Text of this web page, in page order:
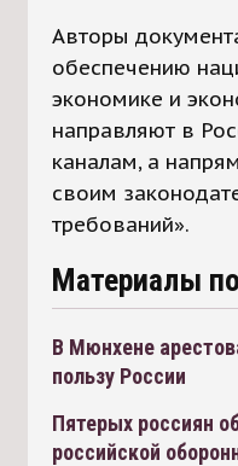
Авторы
обеспечению
экономике и
направляют в
каналам, а
своим
требований».
Материалы
В Мюнхене
пользу России
Пятерых россиян
российской